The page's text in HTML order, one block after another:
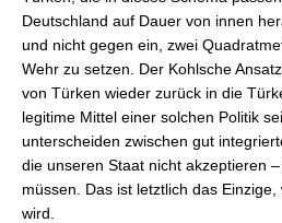
Deutschland auf Dauer von innen
und nicht gegen ein, zwei
Wehr zu setzen. Der Kohlsche
von Türken wieder zurück in die
legitime Mittel einer solchen Politik
unterscheiden zwischen gut
die unseren Staat nicht akzeptieren
müssen. Das ist letztlich das
wird.